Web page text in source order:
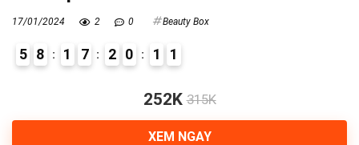
17/01/2024 2 0 Beauty Box
5 8 1 7 2 0 1
0
1
252K 315K
XEM NGAY